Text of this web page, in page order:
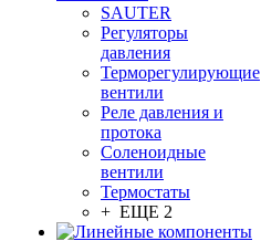
SAUTER
Регуляторы
давления
Терморегулирующие
вентили
Реле давления и
протока
Соленоидные
вентили
Термостаты
+ ЕЩЕ 2